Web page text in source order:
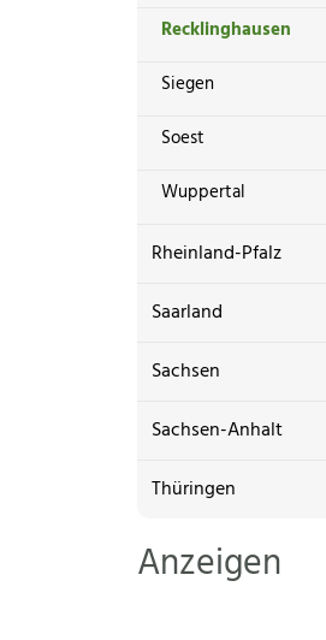
Recklinghausen
Siegen
Soest
Wuppertal
Rheinland-Pfalz
Saarland
Sachsen
Sachsen-Anhalt
Thüringen
Anzeigen